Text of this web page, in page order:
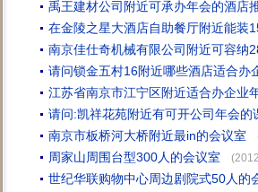
禹王建材公司附近可承办年会的酒店
在金陵之星大酒店自助餐厅附近能装
南京佳仕奇机械有限公司附近可容纳
请问锁金五村16附近哪些酒店适合办
江苏省南京市江宁区附近适合办企业
请问:凯祥花苑附近有可开公司年会
南京市板桥河大桥附近最in的会议室
周家山周围台型300人的会议室
世纪华联购物中心周边剧院式50人的